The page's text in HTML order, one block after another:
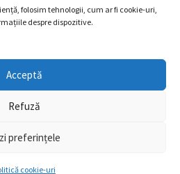
folosim tehnologii, cum ar fi cookie-uri,
despre dispozitive.
Acceptă
Refuză
preferințele
cookie-uri